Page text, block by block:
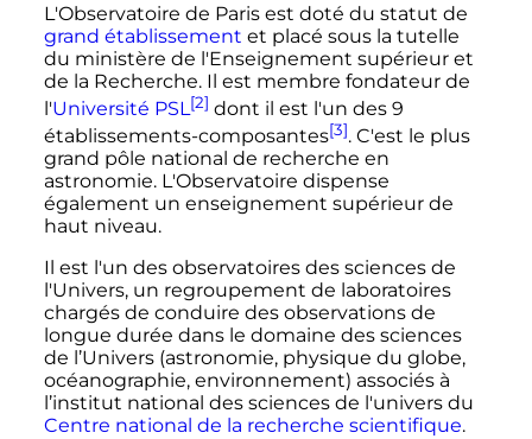
L'Observatoire de Paris est doté du statut de
grand établissement et placé sous la tutelle
du ministère de l'Enseignement supérieur et
de la Recherche. Il est membre fondateur de
l'Université PSL[2] dont il est l'un des 9
établissements-composantes[3]. C'est le plus
grand pôle national de recherche en
astronomie. L'Observatoire dispense
également un enseignement supérieur de
haut niveau.
Il est l'un des observatoires des sciences de
l'Univers, un regroupement de laboratoires
chargés de conduire des observations de
longue durée dans le domaine des sciences
de l’Univers (astronomie, physique du globe,
océanographie, environnement) associés à
l’institut national des sciences de l'univers du
Centre national de la recherche scientifique.